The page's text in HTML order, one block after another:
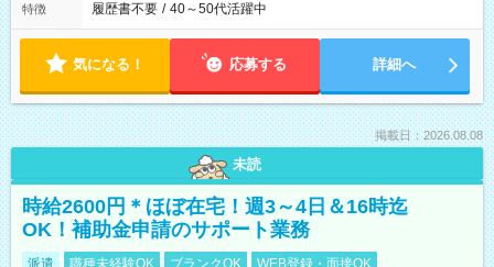
特徴 履歴書不要 / 40～50代活躍中
気になる！ 応募する 詳細へ
掲載日：2026.08.08
未読
時給2600円＊ほぼ在宅！週3～4日＆16時迄
OK！補助金申請のサポート業務
派遣 職種未経験OK ブランクOK WEB登録・面接OK